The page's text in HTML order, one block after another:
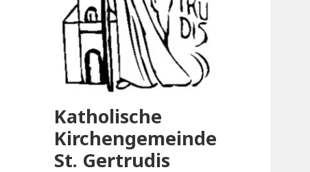
Katholische
Kirchengemeinde
St. Gertrudis